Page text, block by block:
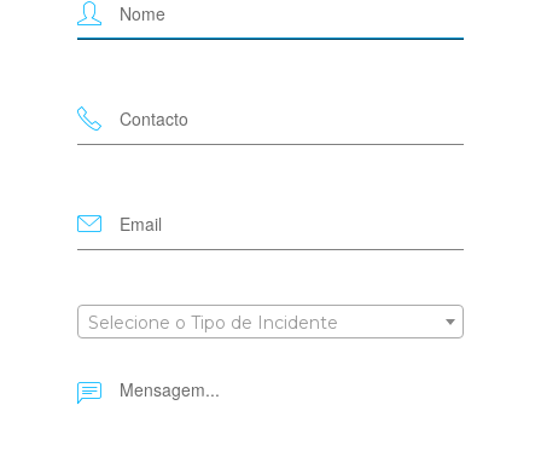
Selecione o Tipo de Incidente